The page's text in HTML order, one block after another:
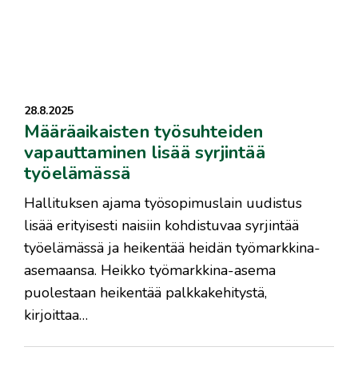
28.8.2025
Määräaikaisten työsuhteiden
vapauttaminen lisää syrjintää
työelämässä
Hallituksen ajama työsopimuslain uudistus
lisää erityisesti naisiin kohdistuvaa syrjintää
työelämässä ja heikentää heidän työmarkkina-
asemaansa. Heikko työmarkkina-asema
puolestaan heikentää palkkakehitystä,
kirjoittaa…